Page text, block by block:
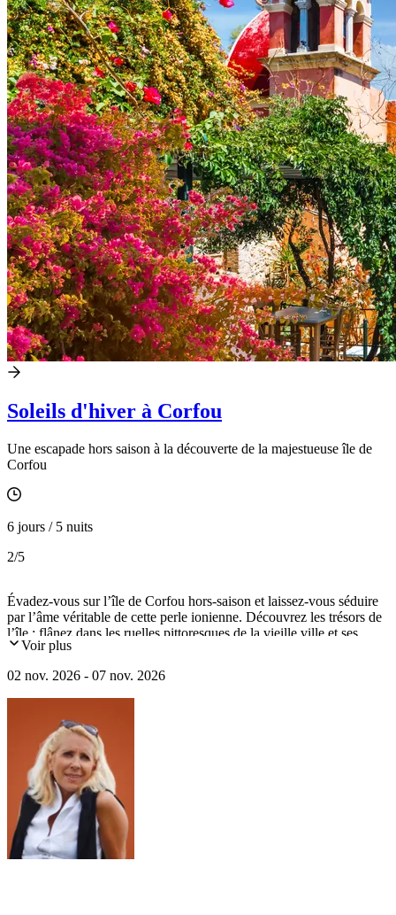
Soleils d'hiver à Corfou
Une escapade hors saison à la découverte de la majestueuse île de
Corfou
6 jours / 5 nuits
2/5
Évadez-vous sur l’île de Corfou hors-saison et laissez-vous séduire
par l’âme véritable de cette perle ionienne. Découvrez les trésors de
l’île : flânez dans les ruelles pittoresques de la vieille ville et ses
musées captivants, explorez le somptueux Palais d’Achilleion,
monastère de Paleokastritsa, puis profitez d'une dégustation de vins
locaux.
Voir plus
02 nov. 2026 - 07 nov. 2026